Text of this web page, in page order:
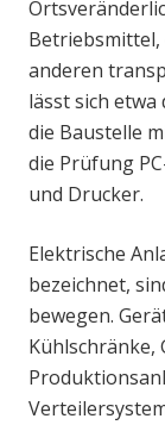
Betriebsmittel,
anderen
lässt sich
die Baustelle
die Prüfung
und Drucker.
Elektrische
bezeichnet,
bewegen.
Kühlschränke,